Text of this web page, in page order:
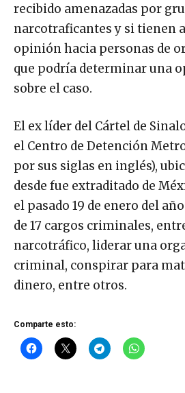
recibido amenazadas por
narcotraficantes y si tienen
opinión hacia personas de
que podría determinar una
sobre el caso.
El ex líder del Cártel de
el Centro de Detención
por sus siglas en inglés),
desde fue extraditado de
el pasado 19 de enero del
de 17 cargos criminales,
narcotráfico, liderar una
criminal, conspirar para
dinero, entre otros.
Comparte esto: